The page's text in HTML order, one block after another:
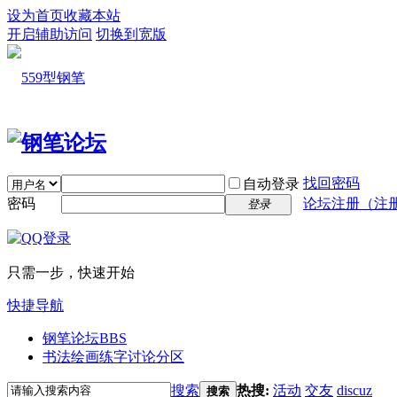
设为首页收藏本站
开启辅助访问 切换到宽版
自动登录 找回密码
密码
登录 论坛注册（注
只需一步，快速开始
快捷导航
钢笔论坛BBS
书法绘画练字讨论分区
搜索 搜索 热搜: 活动 交友 discuz